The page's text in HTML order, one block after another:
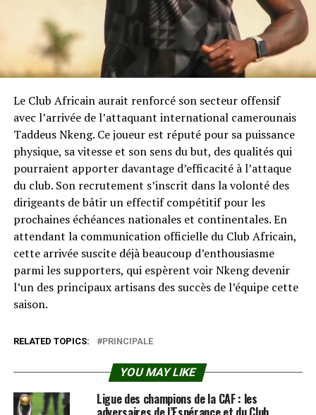
Le Club Africain aurait renforcé son secteur offensif
avec l’arrivée de l’attaquant international camerounais
Taddeus Nkeng. Ce joueur est réputé pour sa puissance
physique, sa vitesse et son sens du but, des qualités qui
pourraient apporter davantage d’efficacité à l’attaque
du club. Son recrutement s’inscrit dans la volonté des
dirigeants de bâtir un effectif compétitif pour les
prochaines échéances nationales et continentales. En
attendant la communication officielle du Club Africain,
cette arrivée suscite déjà beaucoup d’enthousiasme
parmi les supporters, qui espèrent voir Nkeng devenir
l’un des principaux artisans des succès de l’équipe cette
saison.
RELATED TOPICS: PRINCIPALE
YOU MAY LIKE
Ligue des champions de la CAF : les